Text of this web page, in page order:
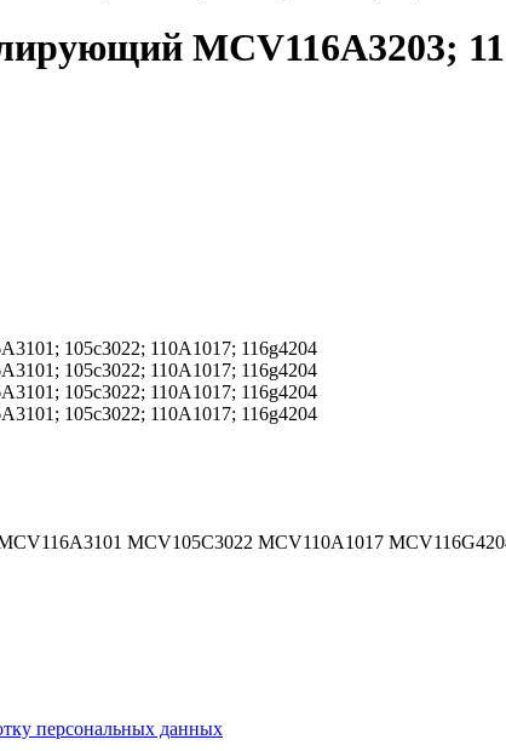
MCV116A3203;
MCV105C3022 MCV110A1017
персональных данных